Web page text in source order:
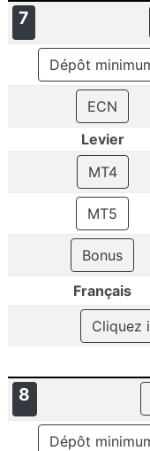
7
Dépôt
ECN
Levier
MT4
MT5
Bonus
Français
Cliquez
8
Dépôt